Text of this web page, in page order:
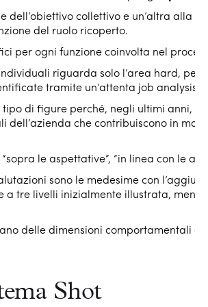
collettivo e un’altra alla
del ruolo ricoperto.
per ogni funzione coinvolta nel
riguarda solo l’area hard, per
tramite un’attenta job analysis
di figure perché, negli ultimi anni,
che contribuiscono in
le aspettative”, “in linea con le
sono le medesime con
tre livelli inizialmente illustrata,
delle dimensioni comportamentali
Shot